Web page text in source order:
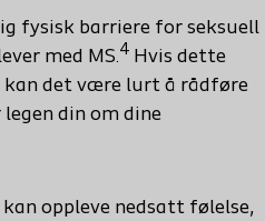
fysisk barriere for seksuell
med MS.4 Hvis dette
det være lurt å rådføre
din om dine
oppleve nedsatt følelse,